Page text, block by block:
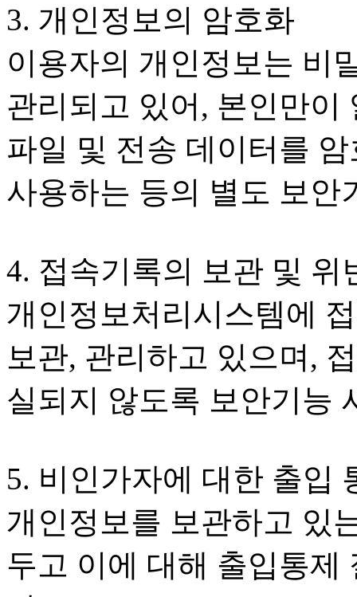
3. 개인정보의 암호화
이용자의 개인정보는 비
관리되고 있어, 본인만이
파일 및 전송 데이터를
사용하는 등의 별도 보안
4. 접속기록의 보관 및 위
개인정보처리시스템에
보관, 관리하고 있으며,
실되지 않도록 보안기능
5. 비인가자에 대한 출입
개인정보를 보관하고 있
두고 이에 대해 출입통제